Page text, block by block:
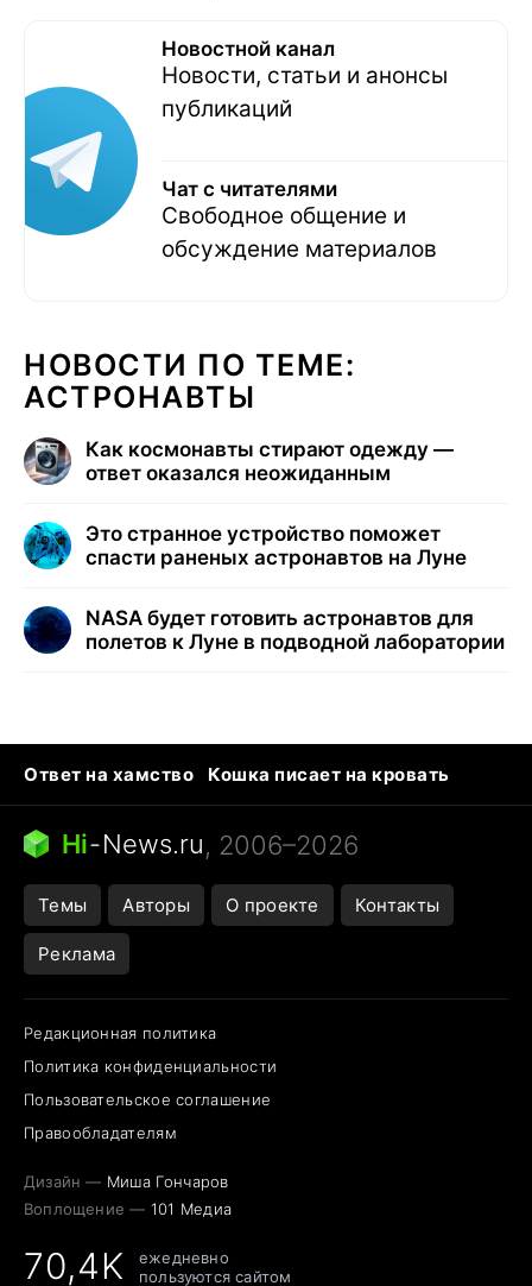
Новостной канал
Новости, статьи и анонсы
публикаций
Чат с читателями
Свободное общение и
обсуждение материалов
НОВОСТИ ПО ТЕМЕ:
АСТРОНАВТЫ
Как космонавты стирают одежду —
ответ оказался неожиданным
Это странное устройство поможет
спасти раненых астронавтов на Луне
NASA будет готовить астронавтов для
полетов к Луне в подводной лаборатории
Ответ на хамство
Кошка писает на кровать
Тунцы в океанариуме
Следующая пандемия
Ядовитые пауки России
Открытие в Google Maps
Hi-News.ru, 2006–2026
Темы Авторы О проекте Контакты
Реклама
Редакционная политика
Политика конфиденциальности
Пользовательское соглашение
Правообладателям
Дизайн — Миша Гончаров
Воплощение — 101 Медиа
70,4K
ежедневно
пользуются сайтом